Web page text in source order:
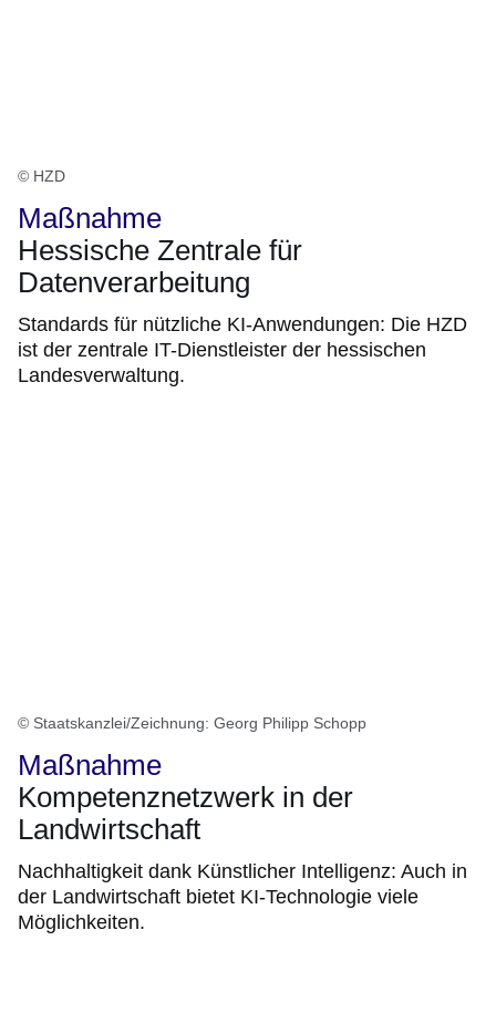
© HZD
Maßnahme
Hessische Zentrale für
Datenverarbeitung
Standards für nützliche KI-Anwendungen: Die HZD
ist der zentrale IT-Dienstleister der hessischen
Landesverwaltung.
© Staatskanzlei/Zeichnung: Georg Philipp Schopp
Maßnahme
Kompetenznetzwerk in der
Landwirtschaft
Nachhaltigkeit dank Künstlicher Intelligenz: Auch in
der Landwirtschaft bietet KI-Technologie viele
Möglichkeiten.